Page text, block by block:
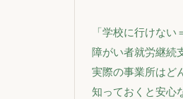
「学校に行けな
障がい者就労継
実際の事業所はど
知っておくと安心